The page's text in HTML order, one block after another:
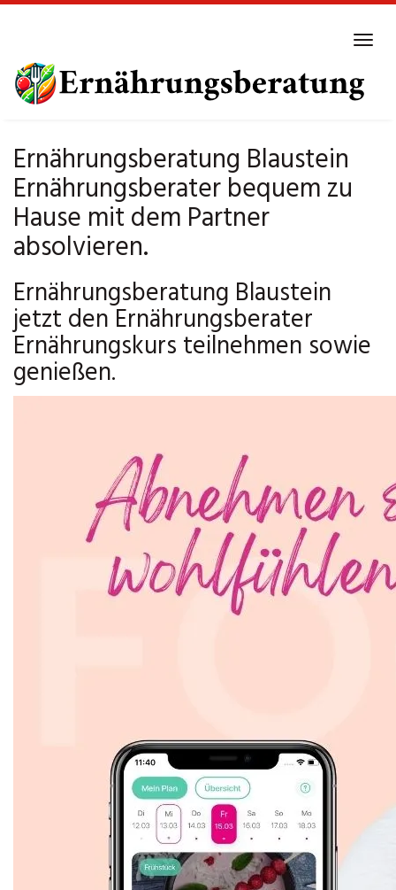
main
content
Ernährungsberatung Blaustein
Ernährungsberater bequem zu
Hause mit dem Partner
absolvieren.
Ernährungsberatung Blaustein
jetzt den Ernährungsberater
Ernährungskurs teilnehmen sowie
genießen.